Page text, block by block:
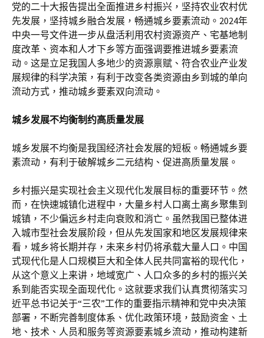
党的二十大报告提出全面推进乡村振兴，坚持农业农村优
先发展，坚持城乡融合发展，畅通城乡要素流动。2024年
中央一号文件进一步从盘活利用农村资源资产、宅基地制
度改革、资本和人才下乡等方面强调要推进城乡要素流
动。这是立足我国人多地少的资源禀赋、符合农业产业发
展规律的科学决策，有利于改变各类资源由乡到城的单向
流动方式，推动城乡要素双向流动。
城乡发展不均衡制约高质量发展
城乡发展不均衡是我国经济社会发展的短板。畅通城乡要
素流动，有利于破解城乡二元结构、促进高质量发展。
乡村振兴是实现社会主义现代化发展目标的重要环节。然
而，在快速城镇化进程中，大量乡村人口离土离乡聚集到
城镇，不少偏远乡村走向衰败和消亡。虽然我国已整体进
入城市型社会发展阶段，但从先发国家和地区发展规律来
看，城乡将长期并存，未来乡村仍将承载大量人口。中国
式现代化是人口规模巨大和全体人民共同富裕的现代化，
从这个意义上来讲，地域宽广、人口众多的乡村的振兴关
系到能否实现全面现代化。这就要求我们认真贯彻落实习
近平总书记关于“三农”工作的重要指示精神和党中央决策
部署，不断完善制度体系、优化政策环境，鼓励资金、土
地、技术、人员和服务等资源要素城乡流动，推动构建新